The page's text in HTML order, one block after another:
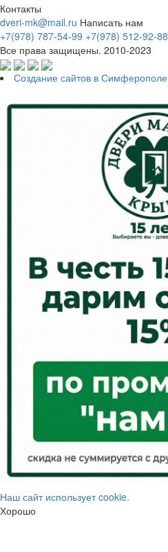
Контакты
dveri-mk@mail.ru Написать нам
+7(978) 787-54-99 +7(978) 512-92-88
Все права защищены. 2010-2023
Создание сайтов в Симферополе
Наш сайт использует cookie.
Хорошо